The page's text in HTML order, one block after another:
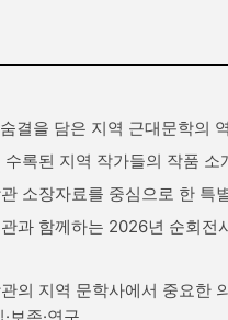
결을 담은 지역 근대문학의
수록된 지역 작가들의 작품 소
소장자료를 중심으로 한 특
과 함께하는 2026년 순회전
의 지역 문학사에서 중요한
보존·연구